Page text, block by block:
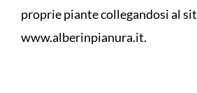
proprie piante collegandosi al
www.alberinpianura.it.